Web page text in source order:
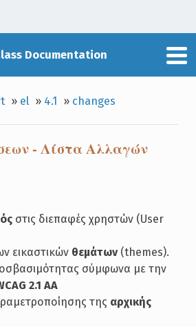
Documentation
» el » 4.1 » changes
- Λίστα Αλλαγών
στις διεπαφές χρηστών (User
εικαστικών θεμάτων(themes).
σύμφωνα με την
2.1 AA
της αρχικής